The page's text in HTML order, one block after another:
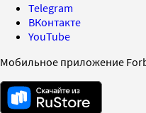
Telegram
ВКонтакте
YouTube
Мобильное приложение